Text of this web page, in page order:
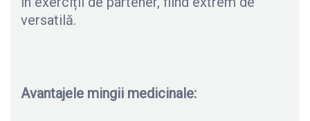
versatilă.
Avantajele mingii medicinale: